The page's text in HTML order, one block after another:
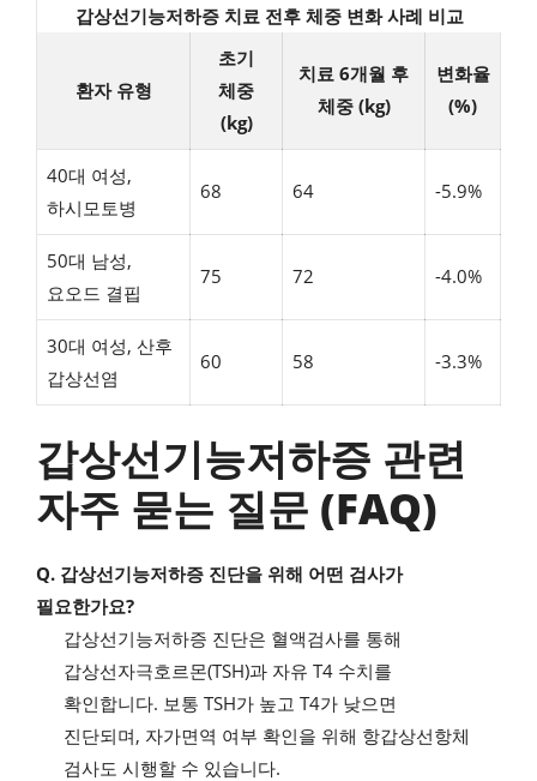
갑상선기능저하증 치료 전후 체중 변화 사례 비교
환자 유형
초기
체중
(kg)
치료 6개월 후
체중 (kg)
변화율
(%)
40대 여성,
하시모토병
68 64 -5.9%
50대 남성,
요오드 결핍
75 72 -4.0%
30대 여성, 산후
갑상선염
60 58 -3.3%
갑상선기능저하증 관련
자주 묻는 질문 (FAQ)
Q. 갑상선기능저하증 진단을 위해 어떤 검사가
필요한가요?
갑상선기능저하증 진단은 혈액검사를 통해
갑상선자극호르몬(TSH)과 자유 T4 수치를
확인합니다. 보통 TSH가 높고 T4가 낮으면
진단되며, 자가면역 여부 확인을 위해 항갑상선항체
검사도 시행할 수 있습니다.